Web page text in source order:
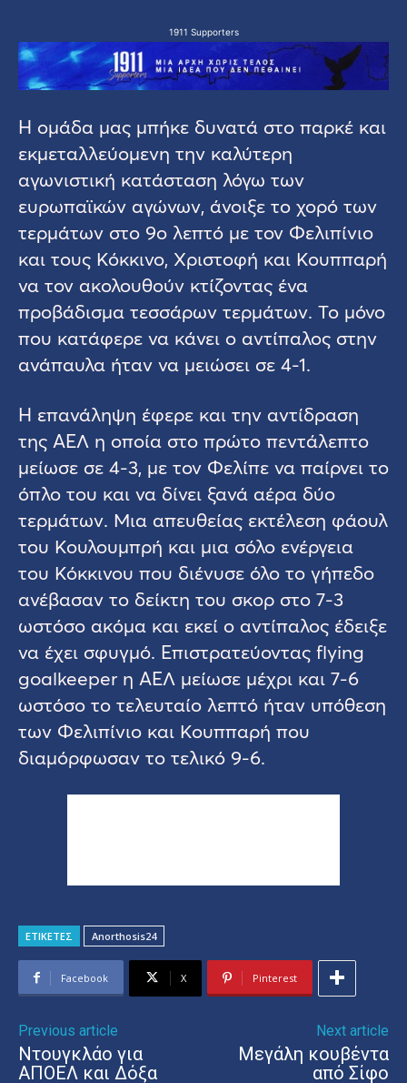
1911 Supporters
Η ομάδα μας μπήκε δυνατά στο παρκέ και
εκμεταλλεύομενη την καλύτερη
αγωνιστική κατάσταση λόγω των
ευρωπαϊκών αγώνων, άνοιξε το χορό των
τερμάτων στο 9ο λεπτό με τον Φελιπίνιο
και τους Κόκκινο, Χριστοφή και Κουππαρή
να τον ακολουθούν κτίζοντας ένα
προβάδισμα τεσσάρων τερμάτων. Το μόνο
που κατάφερε να κάνει ο αντίπαλος στην
ανάπαυλα ήταν να μειώσει σε 4-1.
Η επανάληψη έφερε και την αντίδραση
της ΑΕΛ η οποία στο πρώτο πεντάλεπτο
μείωσε σε 4-3, με τον Φελίπε να παίρνει το
όπλο του και να δίνει ξανά αέρα δύο
τερμάτων. Μια απευθείας εκτέλεση φάουλ
του Κουλουμπρή και μια σόλο ενέργεια
του Κόκκινου που διένυσε όλο το γήπεδο
ανέβασαν το δείκτη του σκορ στο 7-3
ωστόσο ακόμα και εκεί ο αντίπαλος έδειξε
να έχει σφυγμό. Επιστρατεύοντας flying
goalkeeper η ΑΕΛ μείωσε μέχρι και 7-6
ωστόσο το τελευταίο λεπτό ήταν υπόθεση
των Φελιπίνιο και Κουππαρή που
διαμόρφωσαν το τελικό 9-6.
ΕΤΙΚΕΤΕΣ Anorthosis24
Facebook X Pinterest
Previous article
Ντουγκλάο για
ΑΠΟΕΛ και Δόξα
Next article
Μεγάλη κουβέντα
από Σίφο